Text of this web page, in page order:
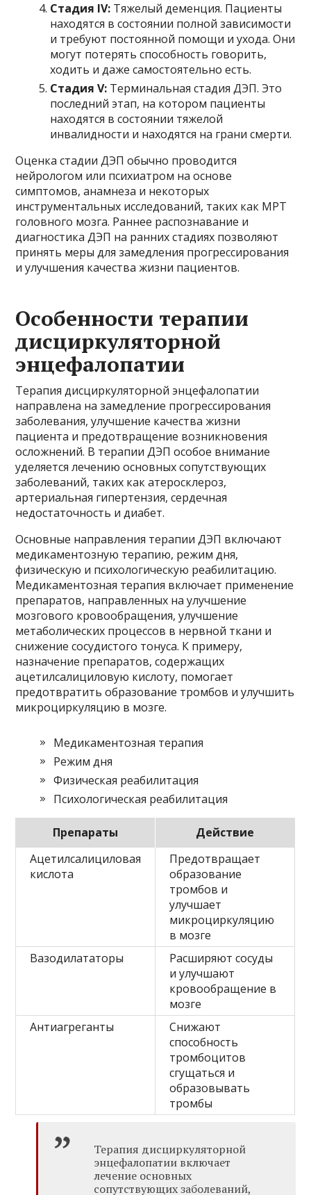
Стадия IV: Тяжелый деменция. Пациенты
находятся в состоянии полной зависимости
и требуют постоянной помощи и ухода. Они
могут потерять способность говорить,
ходить и даже самостоятельно есть.
Стадия V: Терминальная стадия ДЭП. Это
последний этап, на котором пациенты
находятся в состоянии тяжелой
инвалидности и находятся на грани смерти.
Оценка стадии ДЭП обычно проводится
нейрологом или психиатром на основе
симптомов, анамнеза и некоторых
инструментальных исследований, таких как МРТ
головного мозга. Раннее распознавание и
диагностика ДЭП на ранних стадиях позволяют
принять меры для замедления прогрессирования
и улучшения качества жизни пациентов.
Особенности терапии
дисциркуляторной
энцефалопатии
Терапия дисциркуляторной энцефалопатии
направлена на замедление прогрессирования
заболевания, улучшение качества жизни
пациента и предотвращение возникновения
осложнений. В терапии ДЭП особое внимание
уделяется лечению основных сопутствующих
заболеваний, таких как атеросклероз,
артериальная гипертензия, сердечная
недостаточность и диабет.
Основные направления терапии ДЭП включают
медикаментозную терапию, режим дня,
физическую и психологическую реабилитацию.
Медикаментозная терапия включает применение
препаратов, направленных на улучшение
мозгового кровообращения, улучшение
метаболических процессов в нервной ткани и
снижение сосудистого тонуса. К примеру,
назначение препаратов, содержащих
ацетилсалициловую кислоту, помогает
предотвратить образование тромбов и улучшить
микроциркуляцию в мозге.
Медикаментозная терапия
Режим дня
Физическая реабилитация
Психологическая реабилитация
Препараты
Действие
Ацетилсалициловая
кислота
Предотвращает
образование
тромбов и
улучшает
микроциркуляцию
в мозге
Вазодилататоры
Расширяют сосуды
и улучшают
кровообращение в
мозге
Антиагреганты
Снижают
способность
тромбоцитов
сгущаться и
образовывать
тромбы
Терапия дисциркуляторной
энцефалопатии включает
лечение основных
сопутствующих заболеваний,